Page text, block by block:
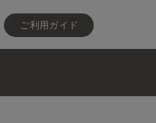
ご利用ガイド